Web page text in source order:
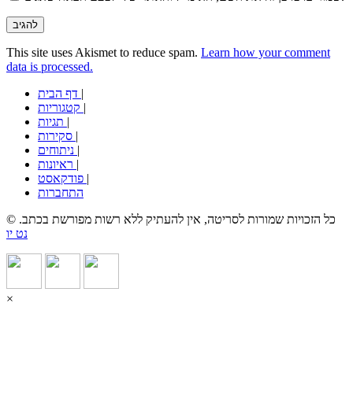
This site uses Akismet to reduce spam. Learn how your comment
data is processed.
|
|
|
|
|
|
|
התחברות
© כל הזכויות שמורות לסריטה, אין להעתיק ללא רשות מפורשת בכתב.
נט יו
×